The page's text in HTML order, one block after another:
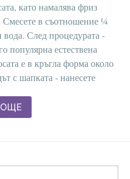
като намалява фриз
Смесете в съотношение ¼
След процедурата -
популярна естествена
е в кръгла форма около
с шапката - нанесете